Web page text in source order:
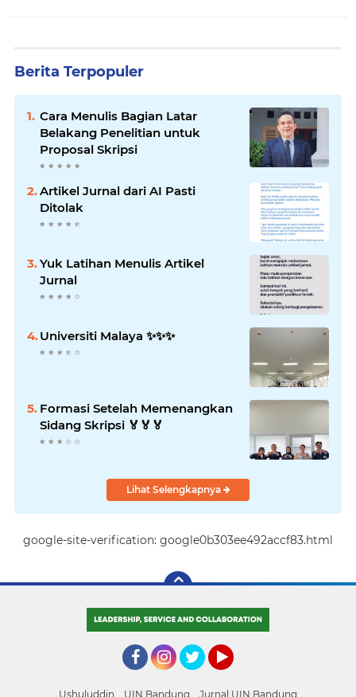
Berita Terpopuler
Cara Menulis Bagian Latar
Belakang Penelitian untuk
Proposal Skripsi
Artikel Jurnal dari AI Pasti
Ditolak
Yuk Latihan Menulis Artikel
Jurnal
Universiti Malaya ✨️✨️✨️
Formasi Setelah Memenangkan
Sidang Skripsi 🏅🏅🏅
Lihat Selengkapnya
google-site-verification: google0b303ee492accf83.html
Ushuluddin UIN Bandung Jurnal UIN Bandung